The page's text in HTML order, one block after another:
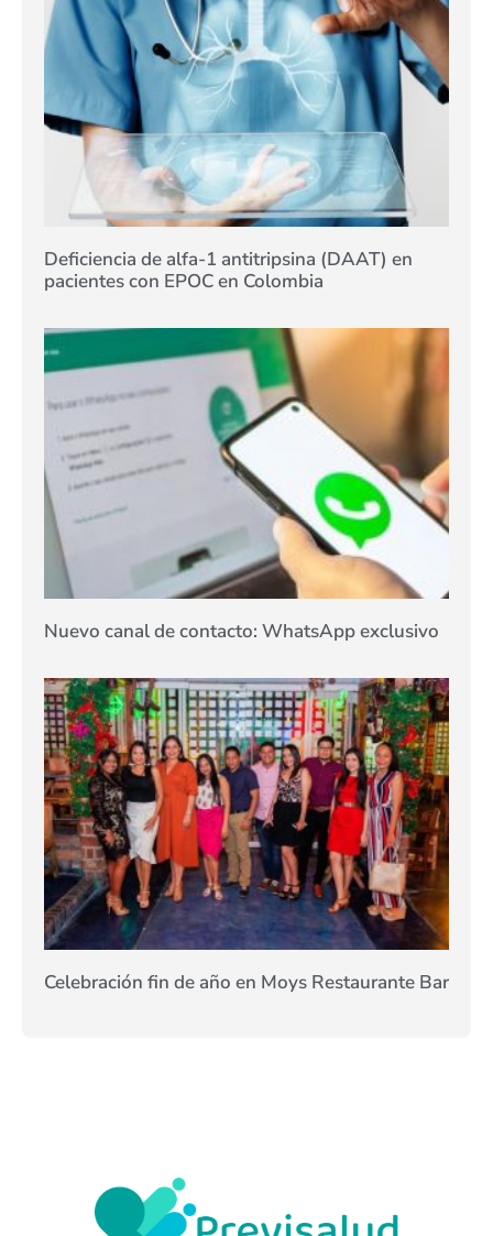
Deficiencia de alfa-1 antitripsina (DAAT) en
pacientes con EPOC en Colombia
Nuevo canal de contacto: WhatsApp exclusivo
Celebración fin de año en Moys Restaurante Bar